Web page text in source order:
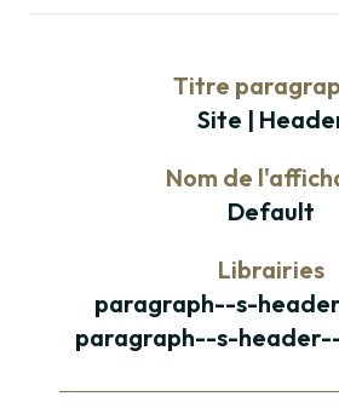
Titre
Site |
Nom de
Default
Librairies
paragraph--s-
paragraph--s-